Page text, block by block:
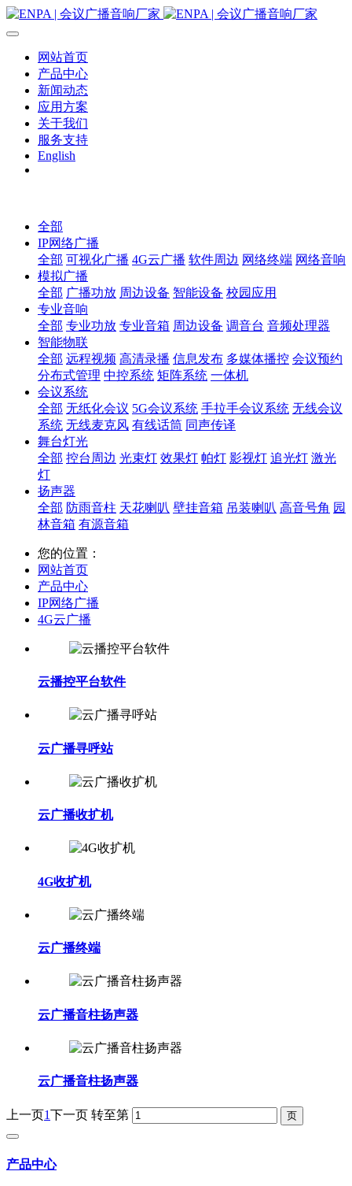
网站首页
产品中心
新闻动态
应用方案
关于我们
服务支持
English
全部
IP网络广播
全部 可视化广播 4G云广播 软件周边 网络终端 网络音响
模拟广播
全部 广播功放 周边设备 智能设备 校园应用
专业音响
全部 专业功放 专业音箱 周边设备 调音台 音频处理器
智能物联
全部 远程视频 高清录播 信息发布 多媒体播控 会议预约
分布式管理 中控系统 矩阵系统 一体机
会议系统
全部 无纸化会议 5G会议系统 手拉手会议系统 无线会议
系统 无线麦克风 有线话筒 同声传译
舞台灯光
全部 控台周边 光束灯 效果灯 帕灯 影视灯 追光灯 激光
灯
扬声器
全部 防雨音柱 天花喇叭 壁挂音箱 吊装喇叭 高音号角 园
林音箱 有源音箱
您的位置：
网站首页
产品中心
IP网络广播
4G云广播
云播控平台软件
云广播寻呼站
云广播收扩机
4G收扩机
云广播终端
云广播音柱扬声器
云广播音柱扬声器
上一页1下一页 转至第
产品中心